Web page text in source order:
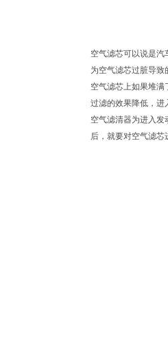
空气滤芯可以说是
为空气滤芯过脏导
空气滤芯上如果堆满
过滤的效果降低，进
空气滤清器为进入
后，就要对空气滤